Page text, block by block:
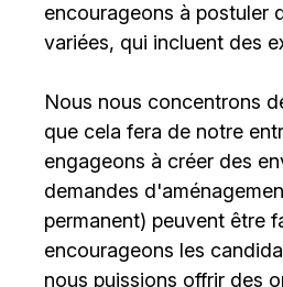
encourageons à postuler
variées, qui incluent des
Nous nous concentrons
que cela fera de notre
engageons à créer des
demandes
permanent) peuvent être
encourageons les
nous puissions offrir des